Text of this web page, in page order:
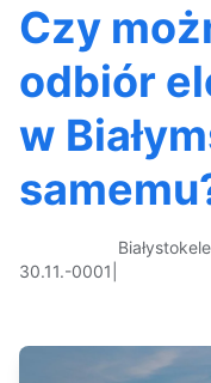
Czy
odbiór
w
30.11.-0001
Białystok